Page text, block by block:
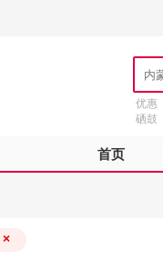
优惠
硒鼓
首页
×